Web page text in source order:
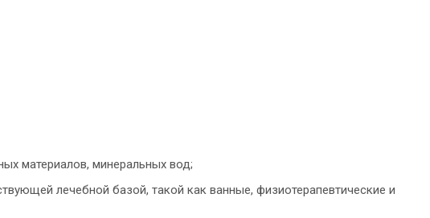
материалов, минеральных вод;
лечебной базой, такой как ванные, физиотерапевтические и